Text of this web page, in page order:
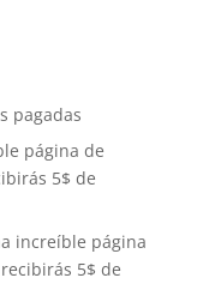
pagadas
página de
5$ de
increíble página
5$ de